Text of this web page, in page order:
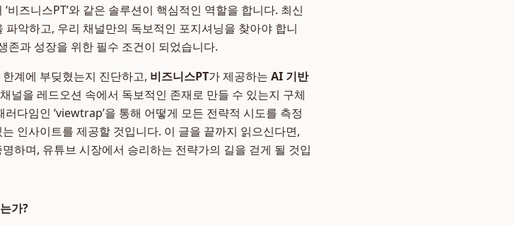
즈니스PT’와 같은 솔루션이 핵심적인 역할을 합니다. 최신
악하고, 우리 채널만의 독보적인 포지셔닝을 찾아야 합니
존과 성장을 위한 필수 조건이 되었습니다.
계에 부딪혔는지 진단하고, 비즈니스PT가 제공하는 AI 기반
널을 레드오션 속에서 독보적인 존재로 만들 수 있는지 구체
다임인 ‘viewtrap’을 통해 어떻게 모든 전략적 시도를 측정
인사이트를 제공할 것입니다. 이 글을 끝까지 읽으신다면,
하며, 유튜브 시장에서 승리하는 전략가의 길을 걷게 될 것입
가?